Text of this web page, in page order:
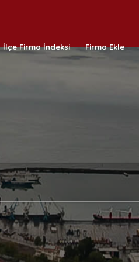
İlçe Firma İndeksi Firma Ekle